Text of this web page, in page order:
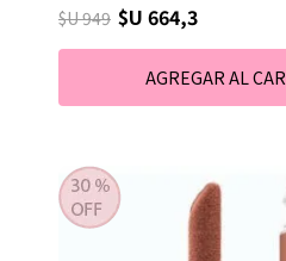
$U 949 $U 664,3